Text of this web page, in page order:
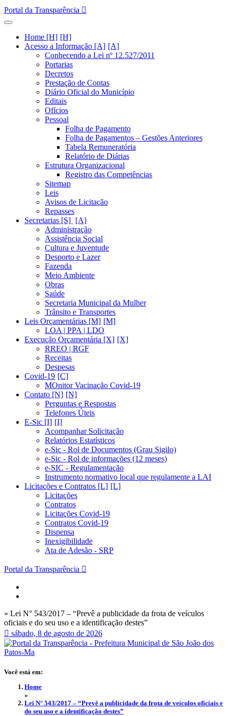
Portal da Transparência
Home [H]
Acesso a Informação [A]
Conhecendo a Lei nº 12.527/2011
Portarias
Decretos
Prestação de Contas
Diário Oficial do Município
Editais
Ofícios
Pessoal
Folha de Pagamento
Folha de Pagamentos – Gestões Anteriores
Tabela Remuneratória
Relatório de Diárias
Estrutura Organizacional
Registro das Competências
Sitemap
Leis
Avisos de Licitação
Repasses
Secretarias [S]
Administração
Assistência Social
Cultura e Juventude
Desporto e Lazer
Fazenda
Meio Ambiente
Obras
Saúde
Secretaria Municipal da Mulher
Trânsito e Transportes
Leis Orçamentárias [M]
LOA | PPA | LDO
Execução Orçamentária [X]
RREO | RGF
Receitas
Despesas
Covid-19
MOnitor Vacinação Covid-19
Contato [N]
Perguntas e Respostas
Telefones Úteis
E-Sic [I]
Acompanhar Solicitação
Relatórios Estatísticos
e-Sic - Rol de Documentos (Grau Sigilo)
e-Sic - Rol de informações (12 meses)
e-SIC - Regulamentação
Instrumento normativo local que regulamente a LAI
Licitações e Contratos [L]
Licitações
Contratos
Licitações Covid-19
Contratos Covid-19
Dispensa
Inexigibilidade
Ata de Adesão - SRP
Portal da Transparência
» Lei N° 543/2017 – “Prevê a publicidade da frota de veículos
oficiais e do seu uso e a identificação destes”
sábado, 8 de agosto de 2026
Você está em:
Home
»
Lei N° 543/2017 – “Prevê a publicidade da frota de veículos oficiais e
do seu uso e a identificação destes”